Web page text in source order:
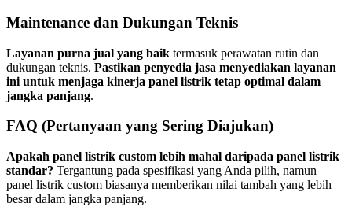
Maintenance dan Dukungan Teknis
Layanan purna jual yang baik termasuk perawatan rutin dan
dukungan teknis. Pastikan penyedia jasa menyediakan layanan
ini untuk menjaga kinerja panel listrik tetap optimal dalam
jangka panjang.
FAQ (Pertanyaan yang Sering Diajukan)
Apakah panel listrik custom lebih mahal daripada panel listrik
standar? Tergantung pada spesifikasi yang Anda pilih, namun
panel listrik custom biasanya memberikan nilai tambah yang lebih
besar dalam jangka panjang.